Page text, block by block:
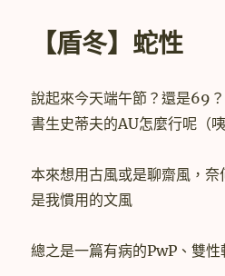
性
【盾冬】蛇性
說起來今天端午節？還是69
書生史蒂夫的AU怎麼行呢（咦
本來想用古風或是聊齋風，
是我慣用的文風
總之是一篇有病的PwP、雙性